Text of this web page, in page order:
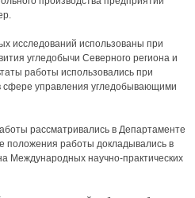
исследований использованы при
угледобычи Северного региона и
работы использовались при
сфере управления угледобывающими
рассматривались в Департаменте
положения работы докладывались в
Международных научно-практических